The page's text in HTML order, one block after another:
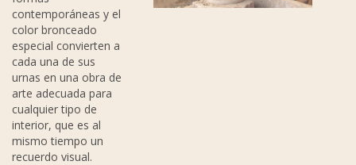
contemporáneas y el
color bronceado
especial convierten a
cada una de sus
urnas en una obra de
arte adecuada para
cualquier tipo de
interior, que es al
mismo tiempo un
recuerdo visual.